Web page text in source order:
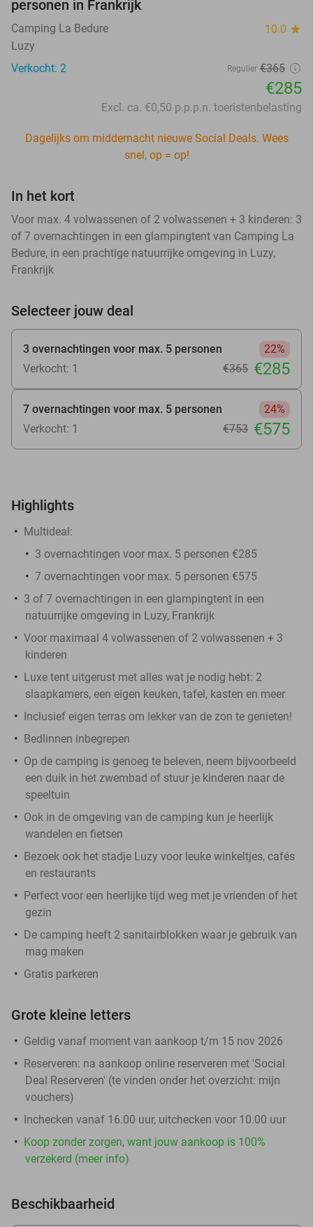
personen in Frankrijk
Camping La Bedure 10.0 star
Luzy
Verkocht: 2
Regulier €365
€285
Excl. ca. €0,50 p.p.p.n. toeristenbelasting
Dagelijks om middernacht nieuwe Social Deals. Wees
snel, op = op!
In het kort
Voor max. 4 volwassenen of 2 volwassenen + 3 kinderen: 3
of 7 overnachtingen in een glampingtent van Camping La
Bedure, in een prachtige natuurrijke omgeving in Luzy,
Frankrijk
Selecteer jouw deal
3 overnachtingen voor max. 5 personen
22%
Verkocht: 1
€365 €285
7 overnachtingen voor max. 5 personen
24%
Verkocht: 1
€753 €575
Highlights
Multideal:
3 overnachtingen voor max. 5 personen €285
7 overnachtingen voor max. 5 personen €575
3 of 7 overnachtingen in een glampingtent in een
natuurrijke omgeving in Luzy, Frankrijk
Voor maximaal 4 volwassenen of 2 volwassenen + 3
kinderen
Luxe tent uitgerust met alles wat je nodig hebt: 2
slaapkamers, een eigen keuken, tafel, kasten en meer
Inclusief eigen terras om lekker van de zon te genieten!
Bedlinnen inbegrepen
Op de camping is genoeg te beleven, neem bijvoorbeeld
een duik in het zwembad of stuur je kinderen naar de
speeltuin
Ook in de omgeving van de camping kun je heerlijk
wandelen en fietsen
Bezoek ook het stadje Luzy voor leuke winkeltjes, cafés
en restaurants
Perfect voor een heerlijke tijd weg met je vrienden of het
gezin
De camping heeft 2 sanitairblokken waar je gebruik van
mag maken
Gratis parkeren
Grote kleine letters
Geldig vanaf moment van aankoop t/m 15 nov 2026
Reserveren: na aankoop online reserveren met 'Social
Deal Reserveren' (te vinden onder het overzicht: mijn
vouchers)
Inchecken vanaf 16.00 uur, uitchecken voor 10.00 uur
Koop zonder zorgen, want jouw aankoop is 100%
verzekerd (meer info)
Beschikbaarheid